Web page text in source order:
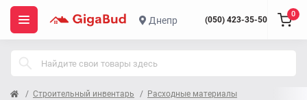
Днепр (050) 423-35-50
0
Строительный инвентарь
Расходные материалы